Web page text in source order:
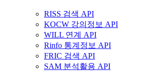
RISS 검색 API
KOCW 강의정보 API
WILL 연계 API
Rinfo 통계정보 API
FRIC 검색 API
SAM 분석활용 API